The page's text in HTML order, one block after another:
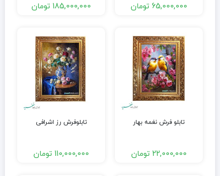
65,000,000 تومان 185,000,000 تومان
تابلو فرش نغمه بهار
22,000,000 تومان
تابلوفرش رز اشرافی
110,000,000 تومان